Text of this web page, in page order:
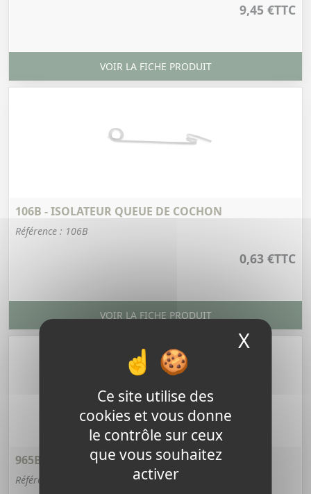
Ce site utilise des
cookies et vous donne
le contrôle sur ceux
que vous souhaitez
activer
X
9,45 €TTC
VOIR LA FICHE PRODUIT
106B - ISOLATEUR QUEUE DE COCHON
Référence : 106B
0,63 €TTC
VOIR LA FICHE PRODUIT
965B - PROMOTION ENSEMBLE SOLAIRE 50 W
Référence : 965B